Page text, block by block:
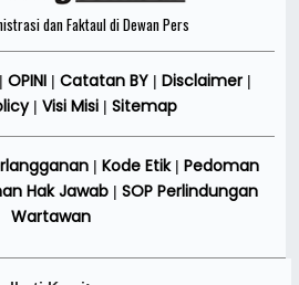
dan Faktaul di Dewan Pers
OPINI| Catatan BY| Disclaimer|
| Visi Misi | Sitemap
| Kode Etik| Pedoman
Hak Jawab| SOP Perlindungan
Wartawan